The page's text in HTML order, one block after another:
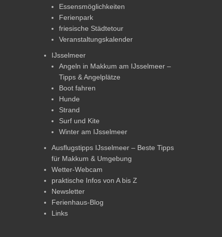
Essensmöglichkeiten
Ferienpark
friesische Städtetour
Veranstaltungskalender
IJsselmeer
Angeln in Makkum am IJsselmeer –
Tipps & Angelplätze
Boot fahren
Hunde
Strand
Surf und Kite
Winter am IJsselmeer
Ausflugstipps IJsselmeer – Beste Tipps
für Makkum & Umgebung
Wetter-Webcam
praktische Infos von A bis Z
Newsletter
Ferienhaus-Blog
Links